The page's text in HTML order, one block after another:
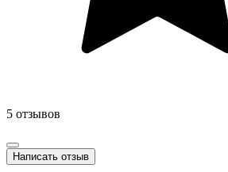
5 отзывов
Написать отзыв